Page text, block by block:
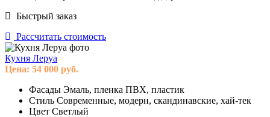
Быстрый заказ
Рассчитать стоимость
Кухня Леруа
Цена: 54 000 руб.
Фасады Эмаль, пленка ПВХ, пластик
Стиль Современные, модерн, скандинавские, хай-тек
Цвет Светлый